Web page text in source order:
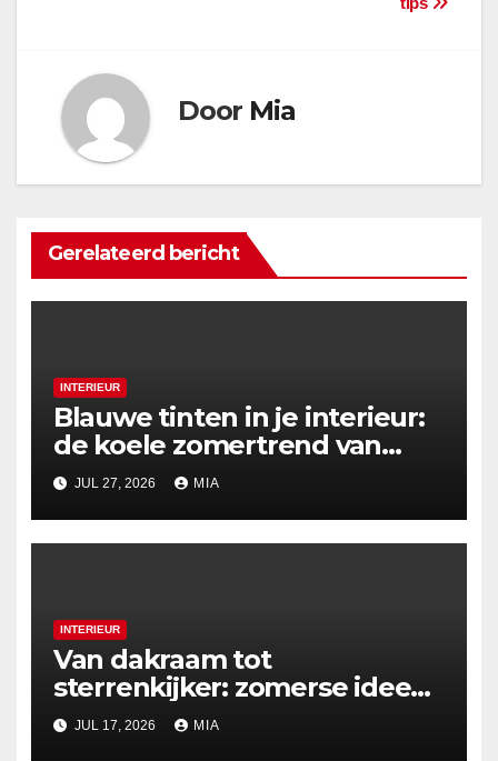
Door Mia
Gerelateerd bericht
INTERIEUR
Blauwe tinten in je interieur:
de koele zomertrend van
2026
JUL 27, 2026 MIA
INTERIEUR
Van dakraam tot
sterrenkijker: zomerse ideeën
voor nachtelijke uitzichten
JUL 17, 2026 MIA